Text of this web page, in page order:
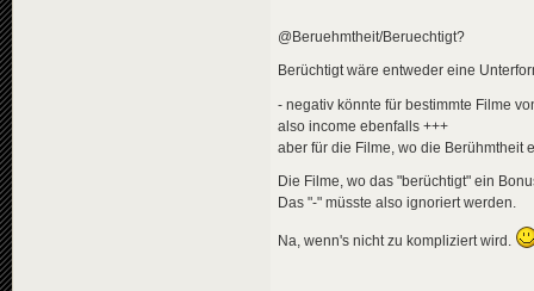
@Beruehmtheit/Beruechtigt?
Berüchtigt wäre entweder eine
- negativ könnte für bestimmte Filme
also income ebenfalls +++
aber für die Filme, wo die Berühmtheit
Die Filme, wo das "berüchtigt" ein
Das "-" müsste also ignoriert werden.
Na, wenn's nicht zu kompliziert wird.